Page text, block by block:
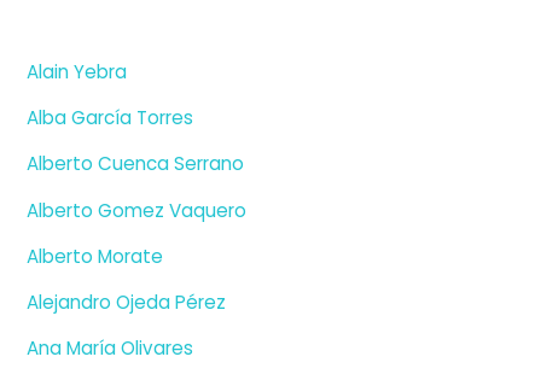
Alain Yebra
Alba García Torres
Alberto Cuenca Serrano
Alberto Gomez Vaquero
Alberto Morate
Alejandro Ojeda Pérez
Ana María Olivares